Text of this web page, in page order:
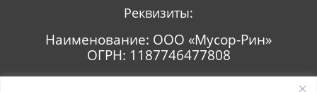
Реквизиты:
Наименование: ООО «Мусор-Рин»
ОГРН: 1187746477808
ИНН/КПП: 7743256365/774301001